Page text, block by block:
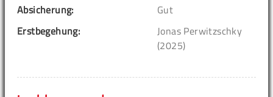
Absicherung:
Gut
Erstbegehung:
Jonas Perwitzschky
(2025)